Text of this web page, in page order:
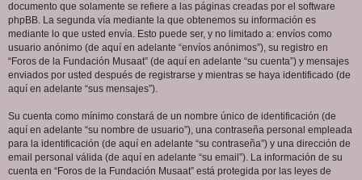
documento que solamente se refiere a las páginas creadas por el software
phpBB. La segunda vía mediante la que obtenemos su información es
mediante lo que usted envía. Esto puede ser, y no limitado a: envíos como
usuario anónimo (de aquí en adelante “envíos anónimos”), su registro en
“Foros de la Fundación Musaat” (de aquí en adelante “su cuenta”) y mensajes
enviados por usted después de registrarse y mientras se haya identificado (de
aquí en adelante “sus mensajes”).
Su cuenta como mínimo constará de un nombre único de identificación (de
aquí en adelante “su nombre de usuario”), una contraseña personal empleada
para la identificación (de aquí en adelante “su contraseña”) y una dirección de
email personal válida (de aquí en adelante “su email”). La información de su
cuenta en “Foros de la Fundación Musaat” está protegida por las leyes de